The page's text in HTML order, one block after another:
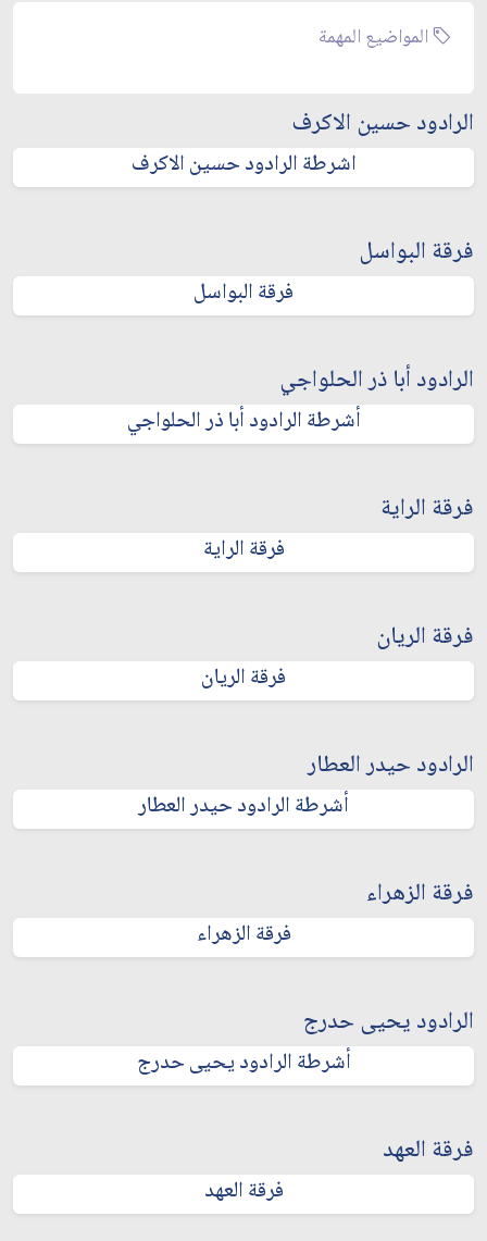
المواضيع المهمة
الرادود حسين الاكرف
اشرطة الرادود حسين الاكرف
فرقة البواسل
فرقة البواسل
الرادود أبا ذر الحلواجي
أشرطة الرادود أبا ذر الحلواجي
فرقة الراية
فرقة الراية
فرقة الريان
فرقة الريان
الرادود حيدر العطار
أشرطة الرادود حيدر العطار
فرقة الزهراء
فرقة الزهراء
الرادود يحيى حدرج
أشرطة الرادود يحيى حدرج
فرقة العهد
فرقة العهد